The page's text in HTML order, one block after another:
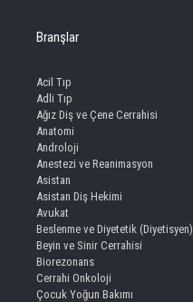
Branşlar
Acil Tıp
Adli Tıp
Ağız Diş ve Çene Cerrahisi
Anatomi
Androloji
Anestezi ve Reanimasyon
Asistan
Asistan Diş Hekimi
Avukat
Beslenme ve Diyetetik (Diyetisyen)
Beyin ve Sinir Cerrahisi
Biorezonans
Cerrahi Onkoloji
Çocuk Yoğun Bakımı